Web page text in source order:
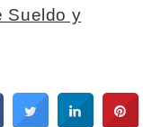
Sueldo y